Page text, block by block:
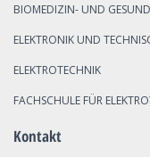
BIOMEDIZIN- UND
ELEKTRONIK UND
ELEKTROTECHNIK
FACHSCHULE FÜR
Kontakt